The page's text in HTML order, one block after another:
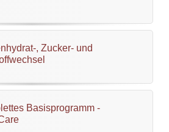
, Zucker- und
Basisprogramm -